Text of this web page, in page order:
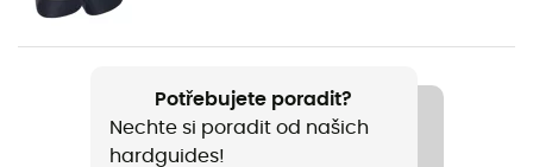
Hmotnost
Název produktu
Potřebujete poradit?
Nechte si poradit od našich
hardguides!